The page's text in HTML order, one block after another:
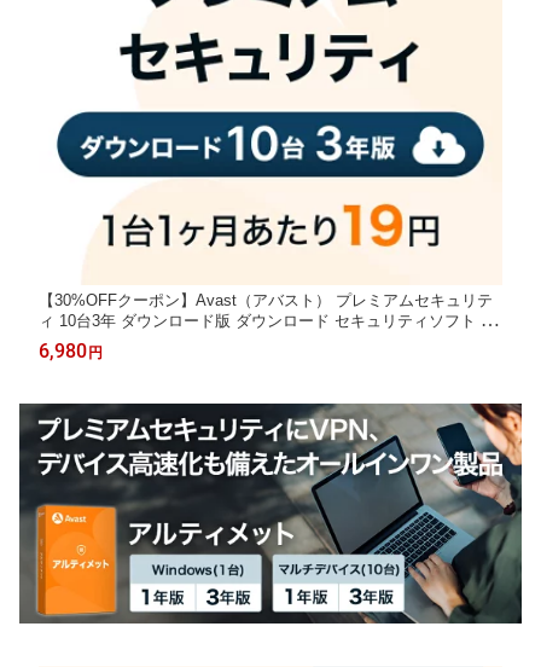
【30%OFFクーポン】Avast（アバスト） プレミアムセキュリテ
ィ 10台3年 ダウンロード版 ダウンロード セキュリティソフト ウ
イルスソフト 送料無料 パソコン スマホ アンチウイルス ウイルス
対策 セキュリティ タブレット PC Windows Mac iOS iPhone iPad
6,980 円